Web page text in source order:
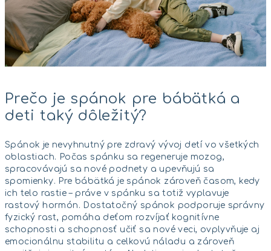
Prečo je spánok pre bábätká a
deti taký dôležitý?
Spánok je nevyhnutný pre zdravý vývoj detí vo všetkých
oblastiach. Počas spánku sa regeneruje mozog,
spracovávajú sa nové podnety a upevňujú sa
spomienky. Pre bábätká je spánok zároveň časom, kedy
ich telo rastie – práve v spánku sa totiž vyplavuje
rastový hormón. Dostatočný spánok podporuje správny
fyzický rast, pomáha deťom rozvíjať kognitívne
schopnosti a schopnosť učiť sa nové veci, ovplyvňuje aj
emocionálnu stabilitu a celkovú náladu a zároveň